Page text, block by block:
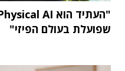
שפועלת בעולם הפיזי"